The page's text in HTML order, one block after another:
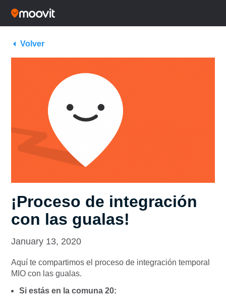
Volver
¡Proceso de integración
con las gualas!
January 13, 2020
Aquí te compartimos el proceso de integración temporal
MIO con las gualas.
Si estás en la comuna 20: